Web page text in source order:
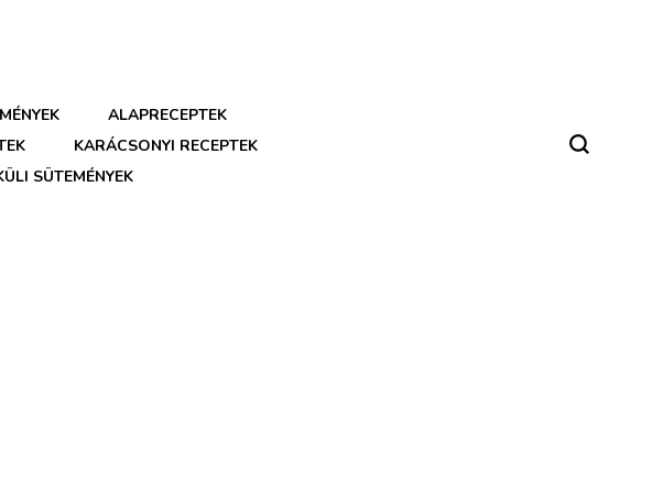
ALAPRECEPTEK
KARÁCSONYI RECEPTEK
SÜTEMÉNYEK